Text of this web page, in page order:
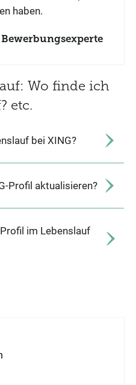
haben.
Wo finde ich
etc.
bei XING?
Profil aktualisieren?
im Lebenslauf